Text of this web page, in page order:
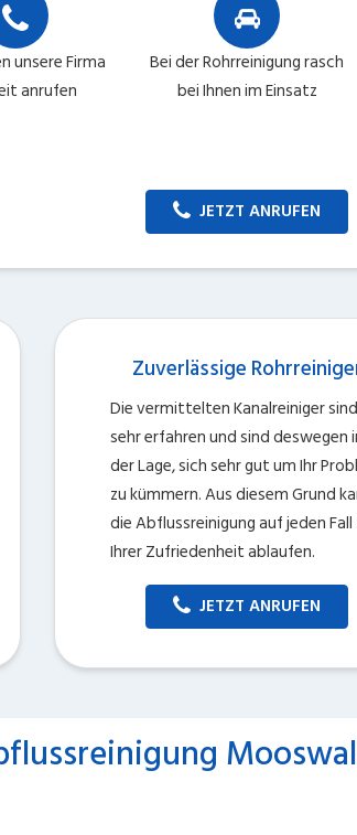
unsere Firma
anrufen
Bei der Rohrreinigung rasch
bei Ihnen im Einsatz
JETZT ANRUFEN
Zuverlässige
Die vermittelten Kanalreiniger sind
sehr erfahren und sind deswegen
der Lage, sich sehr gut um Ihr
zu kümmern. Aus diesem Grund
die Abflussreinigung auf jeden Fall
Ihrer Zufriedenheit ablaufen.
JETZT ANRUFEN